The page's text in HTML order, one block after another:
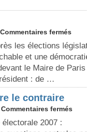
Commentaires fermés
les élections
et une
le Maire de
: de …
le contraire
Commentaires fermés
2007 :